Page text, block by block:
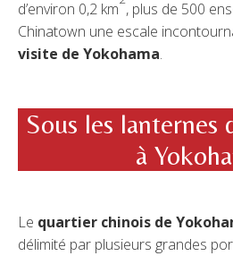
d’environ 0,2 km , plus de 500
Chinatown une escale
visite de Yokohama.
Sous les lanternes
à
Le quartier chinois de
délimité par plusieurs grandes